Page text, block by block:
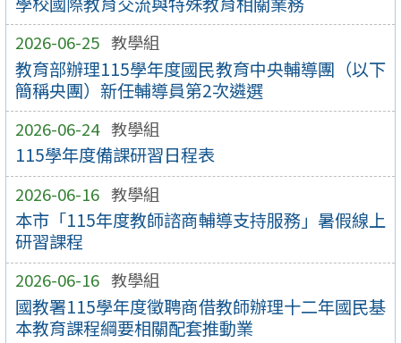
2026-06-25 教學組
教育部辦理115學年度國民教育中央輔導團（以下
簡稱央團）新任輔導員第2次遴選
2026-06-24 教學組
115學年度備課研習日程表
2026-06-16 教學組
本市「115年度教師諮商輔導支持服務」暑假線上
研習課程
2026-06-16 教學組
國教署115學年度徵聘商借教師辦理十二年國民基
本教育課程綱要相關配套推動業